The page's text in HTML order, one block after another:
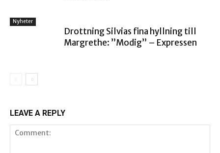
Nyheter
Drottning Silvias fina hyllning till
Margrethe: ”Modig” – Expressen
LEAVE A REPLY